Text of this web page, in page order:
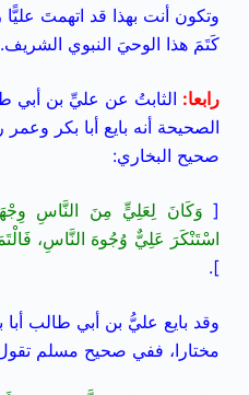
وتكون أنت بهذا قد اتهمتَ
كَتَمَ هذا الوحيَ النبوي الشريف.
رابعا: الثابتُ عن عليِّ بن أبي
الصحيحة أنه بايع أبا بكر وعمر
صحيح البخاري:
[ وَكَانَ لِعَلِيٍّ مِنَ النَّاسِ
اسْتَنْكَرَ عَلِيٌّ وُجُوهَ النَّاسِ،
].
وقد بايع عليُّ بن أبي طالب أبا
مختارا، ففي صحيح مسلم تقول